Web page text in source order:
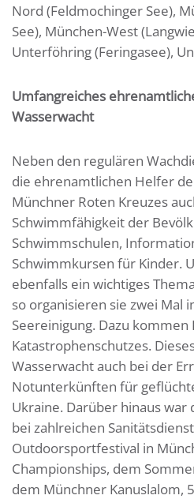
Nord (Feldmochinger See),
See), München-West
Unterföhring (Feringasee),
Umfangreiches
Wasserwacht
Neben den regulären
die ehrenamtlichen Helfer
Münchner Roten Kreuzes
Schwimmfähigkeit der
Schwimmschulen,
Schwimmkursen für Kinder.
ebenfalls ein wichtiges
so organisieren sie zwei Mal
Seereinigung. Dazu kommen
Katastrophenschutzes.
Wasserwacht auch bei der
Notunterkünften für
Ukraine. Darüber hinaus war
bei zahlreichen
Outdoorsportfestival in
Championships, dem
dem Münchner Kanuslalom,